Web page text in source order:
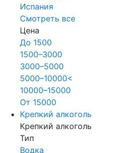
Испания
Смотреть все
Цена
До 1500
1500–3000
3000–5000
5000–10000<
10000–15000
От 15000
Крепкий алкоголь
Крепкий алкоголь
Тип
Водка